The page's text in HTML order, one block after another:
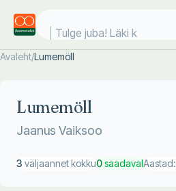
Tulge juba! Läki ko
Avaleht/Lumemöll
Lumemöll
Jaanus Vaiksoo
3 väljaannet kokku0saadavalAastad: